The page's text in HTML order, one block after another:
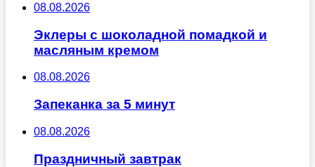
08.08.2026
Эклеры с шоколадной помадкой и
масляным кремом
08.08.2026
Запеканка за 5 минут
08.08.2026
Праздничный завтрак